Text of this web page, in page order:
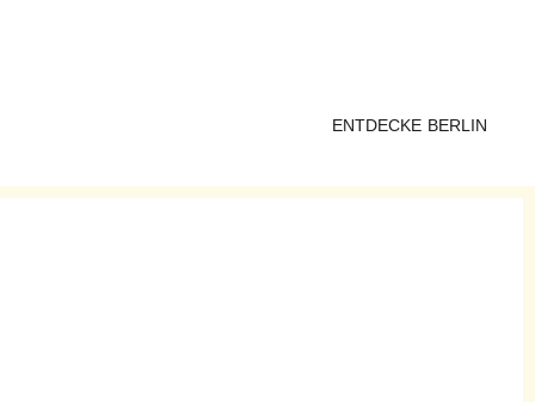
ENTDECKE BERLIN